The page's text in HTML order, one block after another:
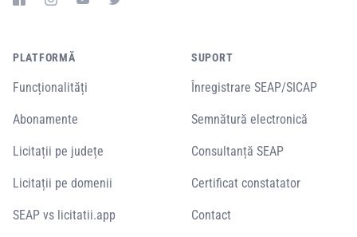
PLATFORMĂ
Funcționalități
Abonamente
Licitații pe județe
Licitații pe domenii
SEAP vs licitatii.app
SUPORT
Înregistrare SEAP/SICAP
Semnătură electronică
Consultanță SEAP
Certificat constatator
Contact